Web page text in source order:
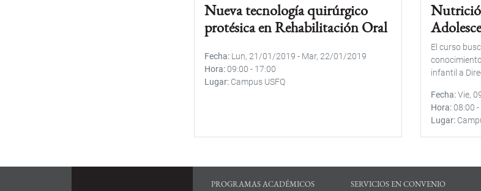
Nueva tecnología quirúrgico
protésica en Rehabilitación Oral
Fecha Lun, 21/01/2019 - Mar, 22/01/2019
Hora 09:00 - 17:00
Lugar Campus USFQ
El curso
infantil a
Fecha Vie,
Hora 08:00 -
Lugar
PROGRAMAS ACADÉMICOS SERVICIOS EN CONVENIO